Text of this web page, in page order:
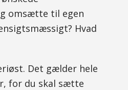
omsætte til egen
Hvad
Det gælder hele
for du skal sætte